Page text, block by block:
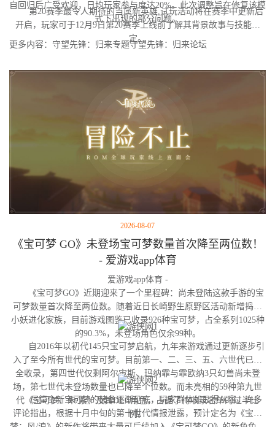
自回归后广受欢迎，日均玩家参与度达20%。此次调整旨在修复该模
式下出现的部分问题。
第20赛季最令人期待的当属新英雄,试玩活动将在赛季中更新后
开启，玩家可于12月9日第20赛季上线前了解其背景故事与技能设
定。
更多内容：守望先锋：归来专题守望先锋：归来论坛
2026-08-07
《宝可梦 GO》未登场宝可梦数量首次降至两位数！
- 爱游戏app体育
爱游戏app体育 -
《宝可梦GO》近期迎来了一个里程碑：尚未登陆这款手游的宝
可梦数量首次降至两位数。随着近日长崎野生原野区活动新增捣蛋
小妖进化家族，目前游戏图鉴已收录926种宝可梦，占全系列1025种
的90.3%，未登场角色仅余99种。
自2016年以初代145只宝可梦启航，九年来游戏通过更新逐步引
入了至今所有世代的宝可梦。目前第一、二、三、五、六世代已完
全收录，第四世代仅剩阿尔宙斯、玛纳霏与霏欧纳3只幻兽尚未登
场，第七世代未登场数量也已降至个位数。而未亮相的59种第九世
代《宝可梦：朱/紫》及其DLC角色，占据了待收录名单的过半比
例。
尽管全新宝可梦的储备逐渐见底，玩家群体却显得从容。许多
评论指出，根据十月中旬的第十世代情报泄露，预计定名为《宝可